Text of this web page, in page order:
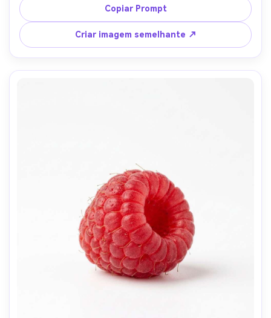
ardósia escura com falha sutil, tirada em Sony A7R IV,
lente macro de 100 mm, f/4, foco afiado na frente, bokeh
cremoso, alta resolução, fotografia de alimentos
fotorealista, cor vermelha rica classificação-AR 4:5
Copiar Prompt
Criar imagem semelhante ↗